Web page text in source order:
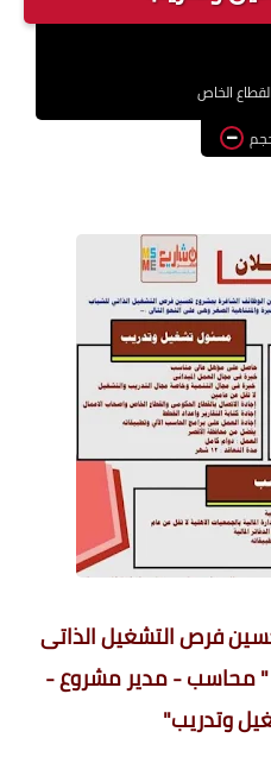
الخاص
فرص التشغيل الذاتى
" محاسب - مدير مشروع -
وتدريب"